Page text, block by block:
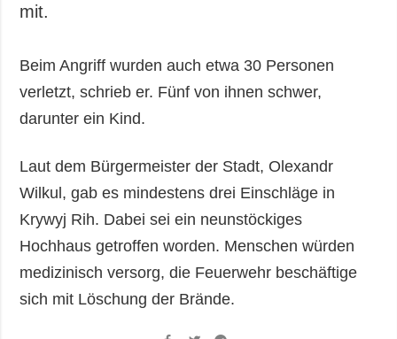
Fotos
Video
mit.
Beim Angriff wurden auch etwa 30 Personen
verletzt, schrieb er. Fünf von ihnen schwer,
darunter ein Kind.
Laut dem Bürgermeister der Stadt, Olexandr
Wilkul, gab es mindestens drei Einschläge in
Krywyj Rih. Dabei sei ein neunstöckiges
Hochhaus getroffen worden. Menschen würden
medizinisch versorg, die Feuerwehr beschäftige
sich mit Löschung der Brände.